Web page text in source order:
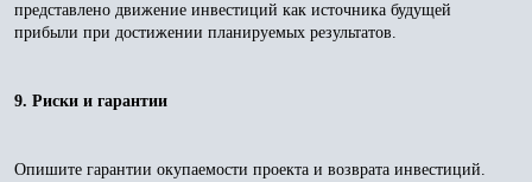
представлено движение инвестиций как источника будущей
прибыли при достижении планируемых результатов.
9. Риски и гарантии
Опишите гарантии окупаемости проекта и возврата инвестиций.